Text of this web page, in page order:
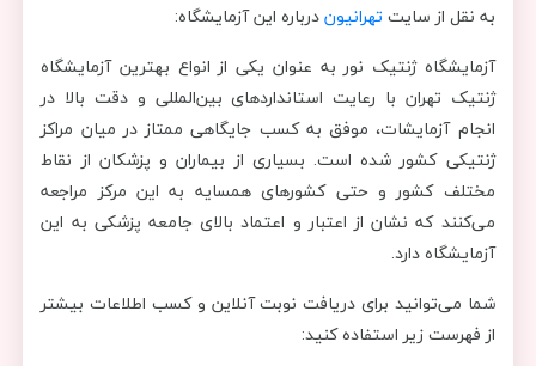
به نقل از سایت تهرانیوندرباره این آزمایشگاه:
آزمایشگاه ژنتیک نور به عنوان یکی از انواع بهترین آزمایشگاه
ژنتیک تهران با رعایت استانداردهای بین‌المللی و دقت بالا در
انجام آزمایشات، موفق به کسب جایگاهی ممتاز در میان مراکز
ژنتیکی کشور شده است. بسیاری از بیماران و پزشکان از نقاط
مختلف کشور و حتی کشورهای همسایه به این مرکز مراجعه
می‌کنند که نشان از اعتبار و اعتماد بالای جامعه پزشکی به این
آزمایشگاه دارد.
شما می‌توانید برای دریافت نوبت آنلاین و کسب اطلاعات بیشتر
از فهرست زیر استفاده کنید: